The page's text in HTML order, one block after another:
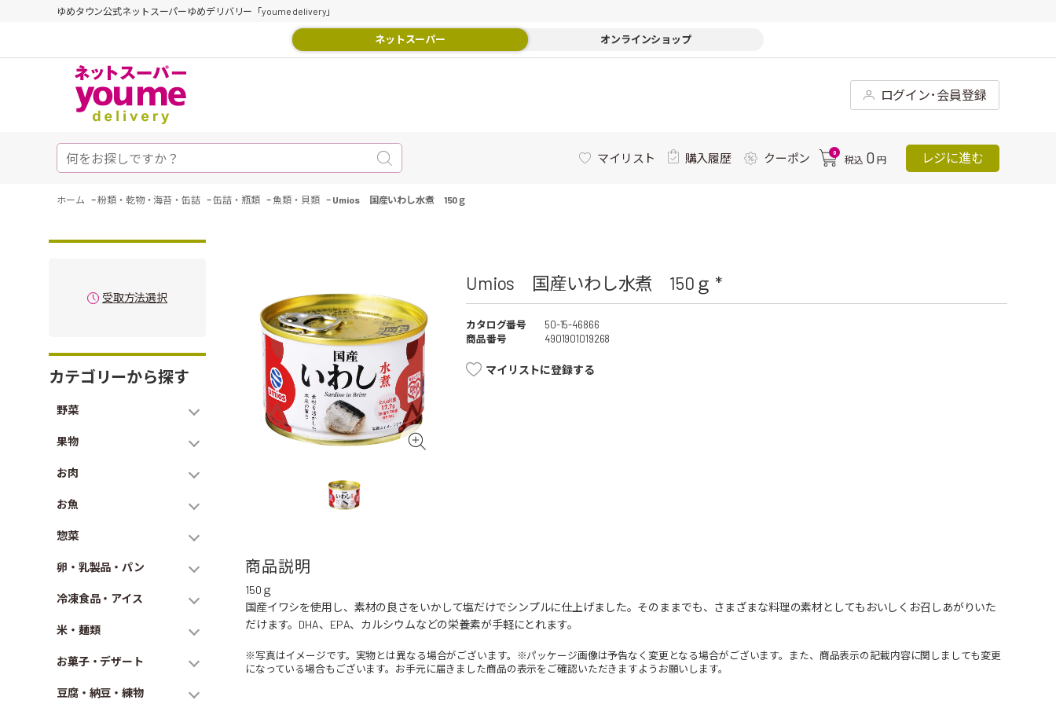
ゆめタウン公式ネットスーパーゆめデリバリー「youme delivery」
ネットスーパー オンラインショップ
ログイン･会員登録
マイリスト 購入履歴 クーポン 0
税込 0 円 レジに進む
ホーム -粉類・乾物・海苔・缶詰 -缶詰・瓶類 -魚類・貝類 - Umios 国産いわし水煮 150ｇ
受取方法選択
カテゴリーから探す
野菜
果物
お肉
お魚
惣菜
卵・乳製品・パン
冷凍食品・アイス
米・麺類
お菓子・デザート
豆腐・納豆・練物
Umios 国産いわし水煮 150ｇ *
カタログ番号
50-15-46866
商品番号
4901901019268
マイリストに登録する
商品説明
150ｇ
国産イワシを使用し、素材の良さをいかして塩だけでシンプルに仕上げました。そのままでも、さまざまな料理の素材としてもおいしくお召しあがりいた
だけます。DHA、EPA、カルシウムなどの栄養素が手軽にとれます。
※写真はイメージです。実物とは異なる場合がございます。※パッケージ画像は予告なく変更となる場合がございます。また、商品表示の記載内容に関しましても変更
になっている場合もございます。お手元に届きました商品の表示をご確認いただきますようお願いします。